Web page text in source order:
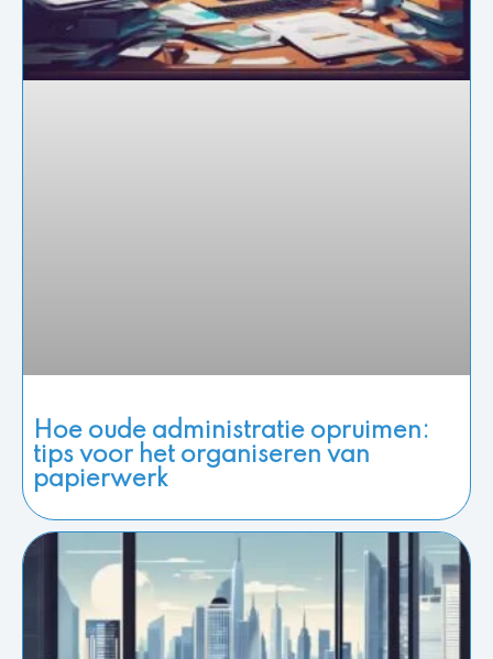
Hoe oude administratie opruimen:
tips voor het organiseren van
papierwerk